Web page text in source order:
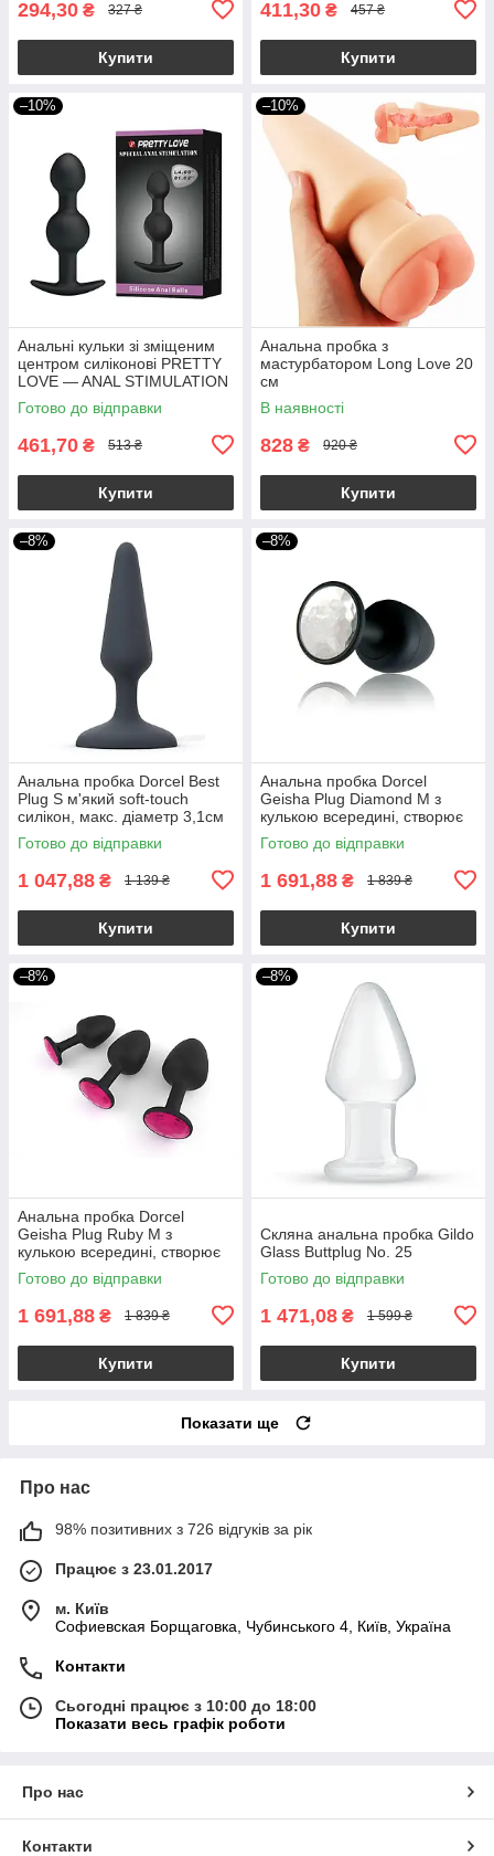
294,30 ₴ 327 ₴
Купити
411,30 ₴ 457 ₴
Купити
–10%
Анальні кульки зі зміщеним
центром силіконові PRETTY
LOVE — ANAL STIMULATION
2,5-3,0 см якір
Готово до відправки
461,70 ₴ 513 ₴
Купити
–10%
Анальна пробка з
мастурбатором Long Love 20
см
В наявності
828 ₴ 920 ₴
Купити
–8%
Анальна пробка Dorcel Best
Plug S м'який soft-touch
силікон, макс. діаметр 3,1см
Готово до відправки
1 047,88 ₴ 1 139 ₴
Купити
–8%
Анальна пробка Dorcel
Geisha Plug Diamond M з
кулькою всередині, створює
вібрації, макс. діам. 3,2см
Готово до відправки
1 691,88 ₴ 1 839 ₴
Купити
–8%
Анальна пробка Dorcel
Geisha Plug Ruby M з
кулькою всередині, створює
вібрації, макс. діаметр 3,2см
Готово до відправки
1 691,88 ₴ 1 839 ₴
Купити
–8%
Скляна анальна пробка Gildo
Glass Buttplug No. 25
Готово до відправки
1 471,08 ₴ 1 599 ₴
Купити
Показати ще
Про нас
98% позитивних з 726 відгуків за рік
Працює з 23.01.2017
м. Київ
Софиевская Борщаговка, Чубинського 4, Київ, Україна
Контакти
Сьогодні працює з 10:00 до 18:00
Показати весь графік роботи
Про нас
Контакти